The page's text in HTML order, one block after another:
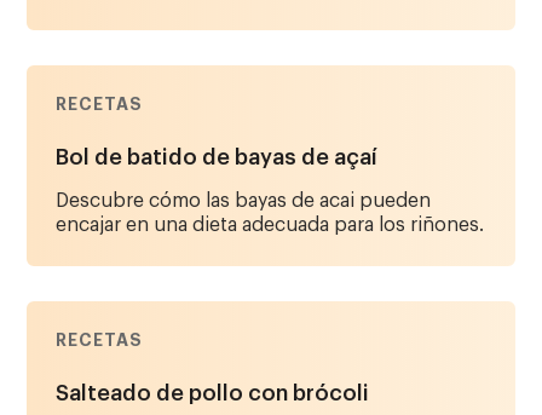
RECETAS
Bol de batido de bayas de açaí
Descubre cómo las bayas de acai pueden
encajar en una dieta adecuada para los riñones.
RECETAS
Salteado de pollo con brócoli